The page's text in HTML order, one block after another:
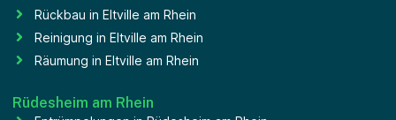
Rückbau in Eltville am Rhein
Reinigung in Eltville am Rhein
Räumung in Eltville am Rhein
Rüdesheim am Rhein